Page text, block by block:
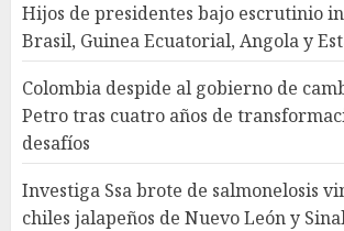
Hijos de presidentes bajo escrutinio
Brasil, Guinea Ecuatorial, Angola y
Colombia despide al gobierno de
Petro tras cuatro años de
desafíos
Investiga Ssa brote de salmonelosis
chiles jalapeños de Nuevo León y
5
Investiga Ssa
chiles jalapeños
León y Sinaloa
Charlotte FC vs